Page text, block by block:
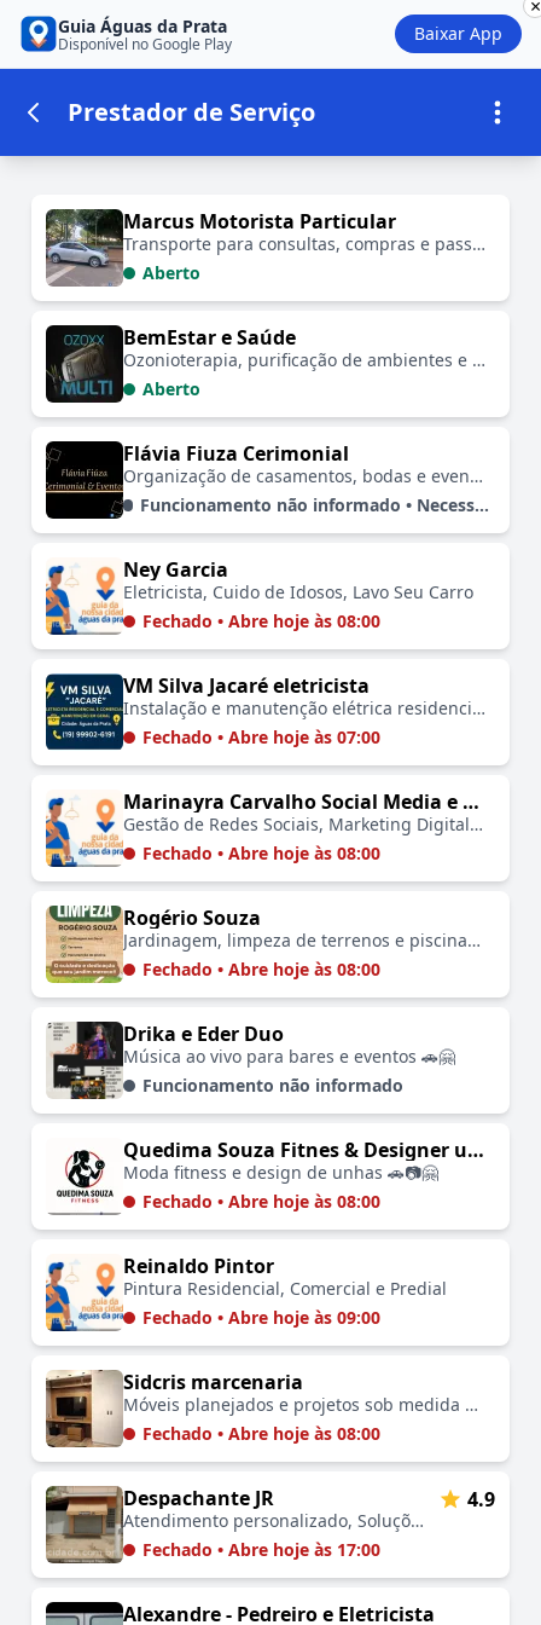
Guia Águas da Prata
Disponível no Google Play Baixar App
×
Prestador de Serviço
Estabelecimentos em Prestador de
Marcus Motorista Particular
Transporte para consultas, compras e passeios 🚗💊🛒🗺️✅
Aberto
BemEstar e Saúde
Ozonioterapia, purificação de ambientes e óleos ozonizados 🚗💧🤗
Aberto
Flávia Fiuza Cerimonial
Organização de casamentos, bodas e eventos corporativos 🚗📷🤗
Funcionamento não informado • Necessário Agendar
Ney Garcia
Eletricista, Cuido de Idosos, Lavo Seu Carro
Fechado • Abre hoje às 08:00
VM Silva Jacaré eletricista
Instalação e manutenção elétrica residencial 🚗🏡
Fechado • Abre hoje às 07:00
Marinayra Carvalho Social Media e Marketing
Gestão de Redes Sociais, Marketing Digital, Criação de Conteúdo
Fechado • Abre hoje às 08:00
Rogério Souza
Jardinagem, limpeza de terrenos e piscinas 🚗🏡💧
Fechado • Abre hoje às 08:00
Drika e Eder Duo
Música ao vivo para bares e eventos 🚗🤗
Funcionamento não informado
Quedima Souza Fitnes & Designer unhas
Moda fitness e design de unhas 🚗📷🤗
Fechado • Abre hoje às 08:00
Reinaldo Pintor
Pintura Residencial, Comercial e Predial
Fechado • Abre hoje às 09:00
Sidcris marcenaria
Móveis planejados e projetos sob medida 🚗🏡🤗
Fechado • Abre hoje às 08:00
Despachante JR
Atendimento personalizado, Soluções rápidas, Equipe dedicada, Localização conveniente, Ambiente acolhedor
4.9
Fechado • Abre hoje às 17:00
Alexandre - Pedreiro e Eletricista